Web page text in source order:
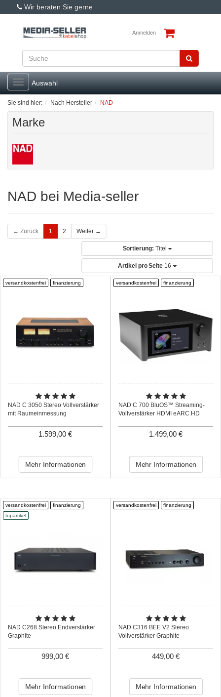
Wir beraten Sie gerne
Anmelden
Toggle
navigation
Auswahl
Sie sind hier: Nach Hersteller NAD
Marke
NAD bei Media-seller
← Zurück 1 2 Weiter →
Sortierung: Titel
Artikel pro Seite 16
versandkostenfrei finanzierung
NAD C 3050 Stereo Vollverstärker
mit Raumeinmessung
1.599,00 €
Mehr Informationen
versandkostenfrei finanzierung
NAD C 700 BluOS™ Streaming-
Vollverstärker HDMI eARC HD
1.499,00 €
Mehr Informationen
versandkostenfrei
finanzierung
topartikel
NAD C268 Stereo Endverstärker
Graphite
999,00 €
Mehr Informationen
versandkostenfrei finanzierung
NAD C316 BEE V2 Stereo
Vollverstärker Graphite
449,00 €
Mehr Informationen